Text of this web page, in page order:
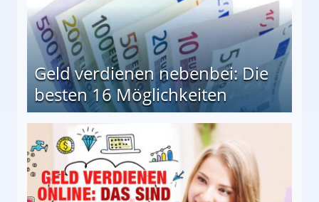
Geld verdienen nebenbei: Die
besten 16 Möglichkeiten